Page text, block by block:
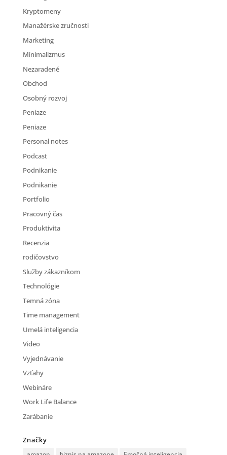
Kryptomeny
Manažérske zručnosti
Marketing
Minimalizmus
Nezaradené
Obchod
Osobný rozvoj
Peniaze
Peniaze
Personal notes
Podcast
Podnikanie
Podnikanie
Portfolio
Pracovný čas
Produktivita
Recenzia
rodičovstvo
Služby zákazníkom
Technológie
Temná zóna
Time management
Umelá inteligencia
Video
Vyjednávanie
Vzťahy
Webináre
Work Life Balance
Zarábanie
Značky